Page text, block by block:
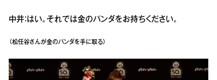
中井：はい。それでは金のパンダをお持ちください。
（松任谷さんが金のパンダを手に取る）